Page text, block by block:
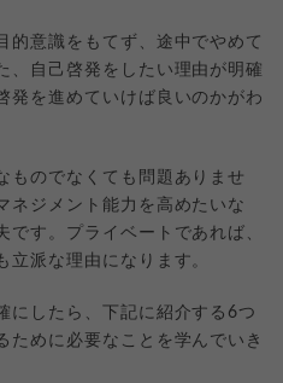
的意識をもてず、途中でやめて
、自己啓発をしたい理由が明確
発を進めていけば良いのかがわ
ものでなくても問題ありませ
ネジメント能力を高めたいな
です。プライベートであれば、
立派な理由になります。
にしたら、下記に紹介する6つ
ために必要なことを学んでいき